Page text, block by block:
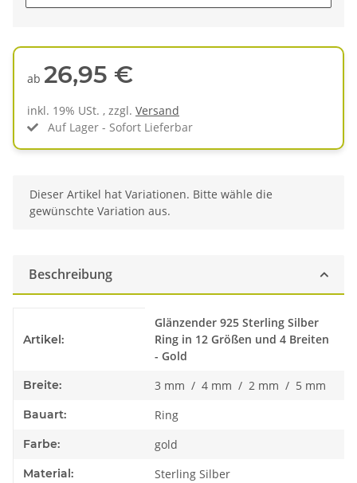
ab 26,95 €
inkl. 19% USt. , zzgl. Versand
Auf Lager - Sofort Lieferbar
x
Dieser Artikel hat Variationen. Bitte wähle die
gewünschte Variation aus.
Beschreibung
Artikel:
Glänzender 925 Sterling Silber
Ring in 12 Größen und 4 Breiten
- Gold
Breite: 3 mm / 4 mm / 2 mm / 5 mm
Bauart: Ring
Farbe: gold
Material: Sterling Silber